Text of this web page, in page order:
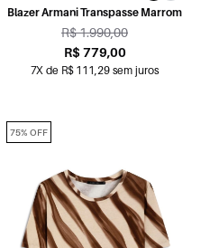
Blazer Armani Transpasse Marrom
R$ 1.990,00
R$ 779,00
7X de R$ 111,29 sem juros
75% OFF